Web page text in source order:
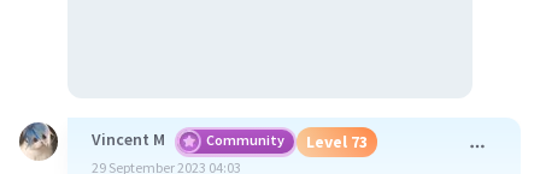
Vincent M Community Level 73
29 September 2023 04:03